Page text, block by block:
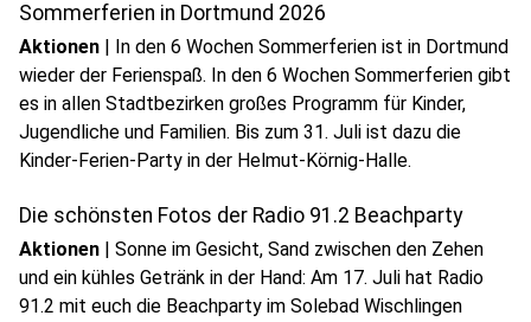
Sommerferien in Dortmund 2026
Aktionen | In den 6 Wochen Sommerferien ist in Dortmund
wieder der Ferienspaß. In den 6 Wochen Sommerferien gibt
es in allen Stadtbezirken großes Programm für Kinder,
Jugendliche und Familien. Bis zum 31. Juli ist dazu die
Kinder-Ferien-Party in der Helmut-Körnig-Halle.
Die schönsten Fotos der Radio 91.2 Beachparty
Aktionen | Sonne im Gesicht, Sand zwischen den Zehen
und ein kühles Getränk in der Hand: Am 17. Juli hat Radio
91.2 mit euch die Beachparty im Solebad Wischlingen